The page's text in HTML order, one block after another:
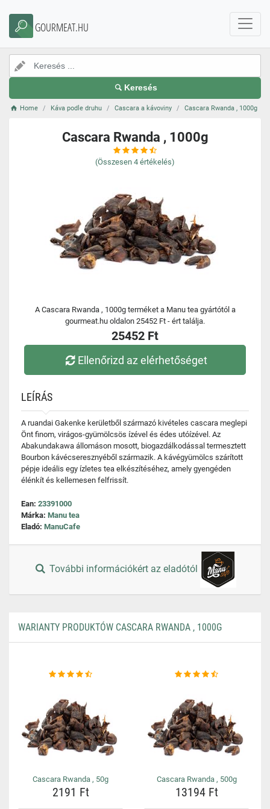
GOURMEAT.HU
Keresés
Home Káva podle druhu Cascara a kávoviny Cascara Rwanda , 1000g
Cascara Rwanda , 1000g
(Összesen 4 értékelés)
A Cascara Rwanda , 1000g terméket a Manu tea gyártótól a
gourmeat.hu oldalon 25452 Ft - ért találja.
25452 Ft
Ellenőrizd az elérhetőséget
LEÍRÁS
A ruandai Gakenke kerületből származó kivételes cascara meglepi
Önt finom, virágos-gyümölcsös ízével és édes utóízével. Az
Abakundakawa állomáson mosott, biogazdálkodással termesztett
Bourbon kávécseresznyéből származik. A kávégyümölcs szárított
pépje ideális egy ízletes tea elkészítéséhez, amely gyengéden
élénkít és kellemesen felfrissít.
Ean: 23391000
Márka: Manu tea
Eladó: ManuCafe
További információkért az eladótól
WARIANTY PRODUKTÓW CASCARA RWANDA , 1000G
Cascara Rwanda , 50g
2191 Ft
Cascara Rwanda , 500g
13194 Ft